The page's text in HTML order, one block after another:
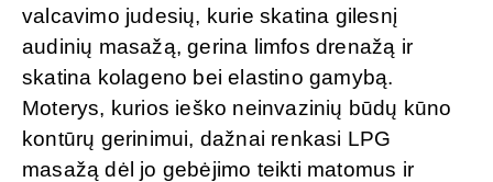
valcavimo judesių, kurie skatina gilesnį
audinių masažą, gerina limfos drenažą ir
skatina kolageno bei elastino gamybą.
Moterys, kurios ieško neinvazinių būdų kūno
kontūrų gerinimui, dažnai renkasi LPG
masažą dėl jo gebėjimo teikti matomus ir